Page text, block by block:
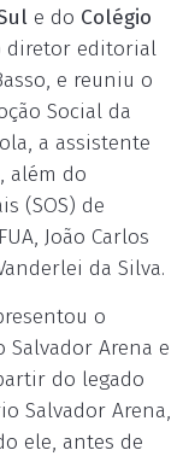
e do Colégio
diretor editorial
e reuniu o
Social da
a assistente
além do
(SOS) de
João Carlos
da Silva.
o
Arena e
do legado
Salvador Arena,
ele, antes de